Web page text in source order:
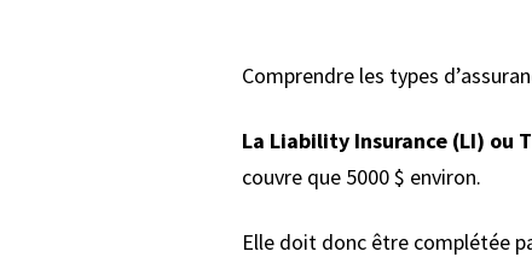
Comprendre les types
La Liability Insurance (LI) ou
couvre que 5000 $ environ.
Elle doit donc être complétée